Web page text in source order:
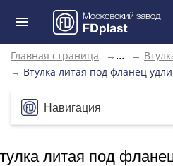
Главная страница → ... →
→ Втулка литая под фланец
Навигация
литая под